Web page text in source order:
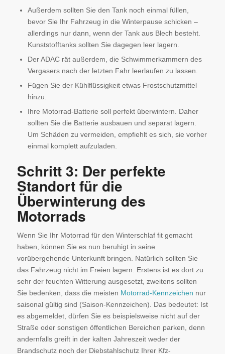
Außerdem sollten Sie den Tank noch einmal füllen,
bevor Sie Ihr Fahrzeug in die Winterpause schicken –
allerdings nur dann, wenn der Tank aus Blech besteht.
Kunststofftanks sollten Sie dagegen leer lagern.
Der ADAC rät außerdem, die Schwimmerkammern des
Vergasers nach der letzten Fahr leerlaufen zu lassen.
Fügen Sie der Kühlflüssigkeit etwas Frostschutzmittel
hinzu.
Ihre Motorrad-Batterie soll perfekt überwintern. Daher
sollten Sie die Batterie ausbauen und separat lagern.
Um Schäden zu vermeiden, empfiehlt es sich, sie vorher
einmal komplett aufzuladen.
Schritt 3: Der perfekte
Standort für die
Überwinterung des
Motorrads
Wenn Sie Ihr Motorrad für den Winterschlaf fit gemacht
haben, können Sie es nun beruhigt in seine
vorübergehende Unterkunft bringen. Natürlich sollten Sie
das Fahrzeug nicht im Freien lagern. Erstens ist es dort zu
sehr der feuchten Witterung ausgesetzt, zweitens sollten
Sie bedenken, dass die meisten Motorrad-Kennzeichen nur
saisonal gültig sind (Saison-Kennzeichen). Das bedeutet: Ist
es abgemeldet, dürfen Sie es beispielsweise nicht auf der
Straße oder sonstigen öffentlichen Bereichen parken, denn
andernfalls greift in der kalten Jahreszeit weder der
Brandschutz noch der Diebstahlschutz Ihrer Kfz-